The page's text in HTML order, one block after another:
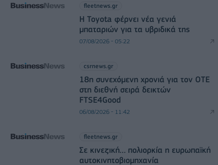
fleetnews.gr
Η Toyota φέρνει νέα γενιά
μπαταριών για τα υβριδικά της
07/08/2026 - 05:22
csrnews.gr
18η συνεχόμενη χρονιά για τον ΟΤΕ
στη διεθνή σειρά δεικτών
FTSE4Good
06/08/2026 - 11:42
fleetnews.gr
Σε κινεζική… πολιορκία η ευρωπαϊκή
αυτοκινητοβιομηχανία